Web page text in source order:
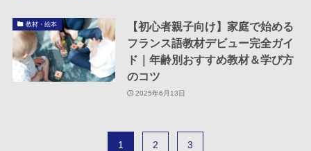
教材・絵本
【初心者親子向け】家庭で始める
フランス語教材デビュー完全ガイ
ド｜年齢別おすすめ教材＆学び方
のコツ
2025年6月13日
1 2 3